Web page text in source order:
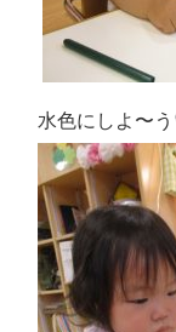
水色にしよ〜